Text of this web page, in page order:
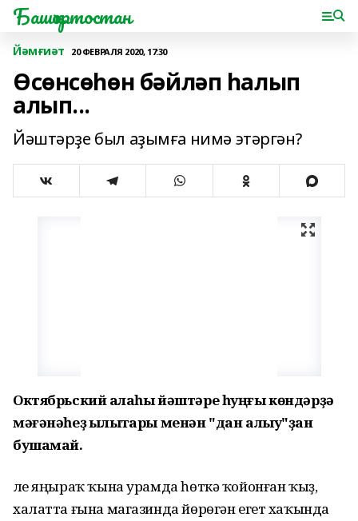
Башҡортостан
Йәмғиәт 20 ФЕВРАЛЯ 2020, 17:30
Өсөнсөһөн бәйләп һалып
алып...
Йәштәрҙе был аҙымға нимә этәргән?
Октябрьский ҡалаһы йәштәре һуңғы көндәрҙә
мәғәнәһеҙ ҡылыҡтары менән "дан алыу"ҙан
бушамай.
Әле яңыраҡ ҡына урамда һөткә ҡойонған ҡыҙ,
халатта ғына магазинда йөрөгән егет хаҡында